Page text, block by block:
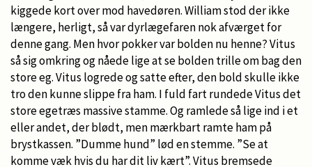
kiggede kort over mod havedøren. William stod der ikke
længere, herligt, så var dyrlægefaren nok afværget for
denne gang. Men hvor pokker var bolden nu henne? Vitus
så sig omkring og nåede lige at se bolden trille om bag den
store eg. Vitus logrede og satte efter, den bold skulle ikke
tro den kunne slippe fra ham. I fuld fart rundede Vitus det
store egetræs massive stamme. Og ramlede så lige ind i et
eller andet, der blødt, men mærkbart ramte ham på
brystkassen. ”Dumme hund” lød en stemme. ”Se at
komme væk hvis du har dit liv kært”. Vitus bremsede